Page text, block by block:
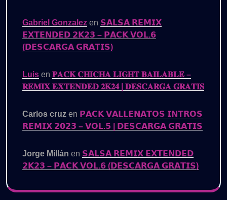
Gabriel Gonzalez en 𝗦𝗔𝗟𝗦𝗔 𝗥𝗘𝗠𝗜𝗫
𝗘𝗫𝗧𝗘𝗡𝗗𝗘𝗗 𝟮𝗞𝟮𝟯 – 𝗣𝗔𝗖𝗞 𝗩𝗢𝗟.𝟲
(𝗗𝗘𝗦𝗖𝗔𝗥𝗚𝗔 𝗚𝗥𝗔𝗧𝗜𝗦)
Luis en 𝐏𝐀𝐂𝐊 𝐂𝐇𝐈𝐂𝐇𝐀 𝐋𝐈𝐆𝐇𝐓 𝐁𝐀𝐈𝐋𝐀𝐁𝐋𝐄 –
𝐑𝐄𝐌𝐈𝐗 𝐄𝐗𝐓𝐄𝐍𝐃𝐄𝐃 𝟐𝐊𝟐𝟒 | 𝐃𝐄𝐒𝐂𝐀𝐑𝐆𝐀 𝐆𝐑𝐀𝐓𝐈𝐒
Carlos cruz en 𝗣𝗔𝗖𝗞 𝗩𝗔𝗟𝗟𝗘𝗡𝗔𝗧𝗢𝗦 𝗜𝗡𝗧𝗥𝗢𝗦
𝗥𝗘𝗠𝗜𝗫 𝟮𝟬𝟮𝟯 – 𝗩𝗢𝗟.𝟱 | 𝗗𝗘𝗦𝗖𝗔𝗥𝗚𝗔 𝗚𝗥𝗔𝗧𝗜𝗦
Jorge Millán en 𝗦𝗔𝗟𝗦𝗔 𝗥𝗘𝗠𝗜𝗫 𝗘𝗫𝗧𝗘𝗡𝗗𝗘𝗗
𝟮𝗞𝟮𝟯 – 𝗣𝗔𝗖𝗞 𝗩𝗢𝗟.𝟲 (𝗗𝗘𝗦𝗖𝗔𝗥𝗚𝗔 𝗚𝗥𝗔𝗧𝗜𝗦)